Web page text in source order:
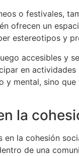
o festivales,
ofrecen un
estereotipos y
accesibles y
en
mental, sino
la
la cohesión
de una